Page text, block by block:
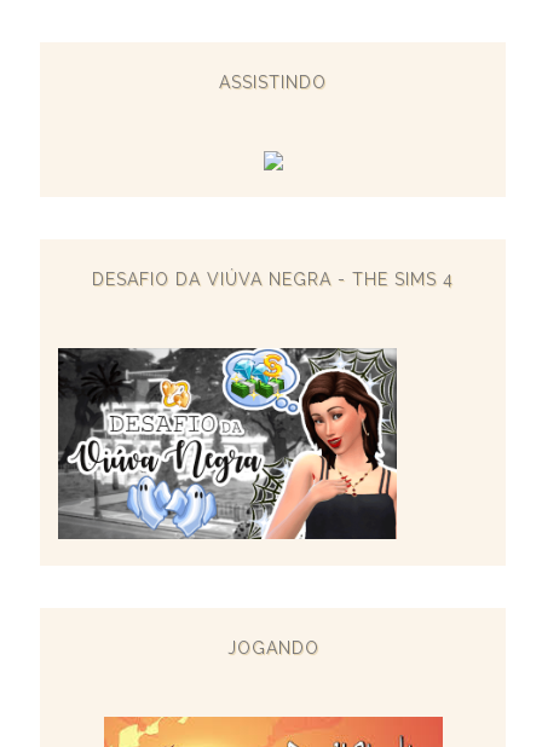
ASSISTINDO
DESAFIO DA VIÚVA NEGRA - THE SIMS 4
JOGANDO